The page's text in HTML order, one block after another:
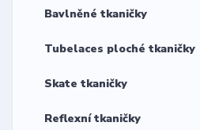
Bavlněné tkaničky
Tubelaces ploché tkaničky
Skate tkaničky
Reflexní tkaničky